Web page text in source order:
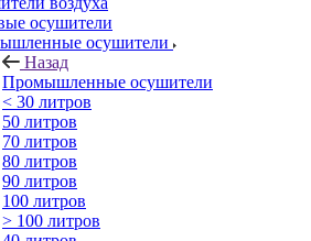
осушители
осушители
Назад
Промышленные осушители
< 30 литров
50 литров
70 литров
80 литров
90 литров
100 литров
> 100 литров